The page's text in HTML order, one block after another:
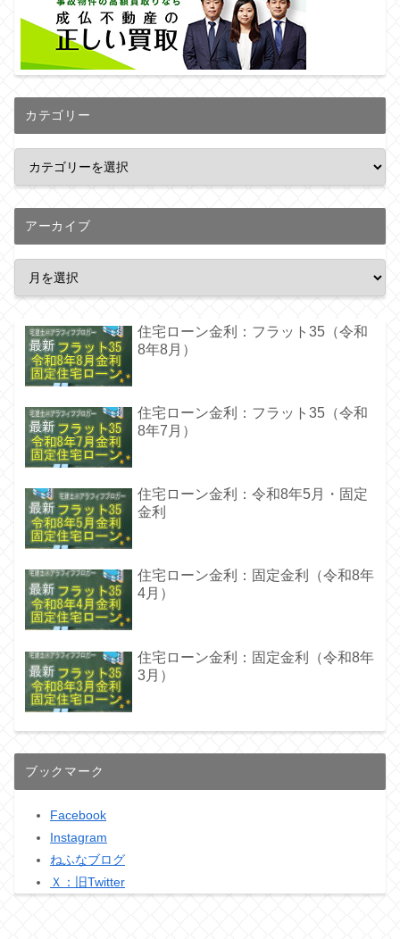
カテゴリー
アーカイブ
住宅ローン金利：フラット35（令和
8年8月）
住宅ローン金利：フラット35（令和
8年7月）
住宅ローン金利：令和8年5月・固定
金利
住宅ローン金利：固定金利（令和8年
4月）
住宅ローン金利：固定金利（令和8年
3月）
ブックマーク
Facebook
Instagram
ねふなブログ
Ｘ：旧Twitter